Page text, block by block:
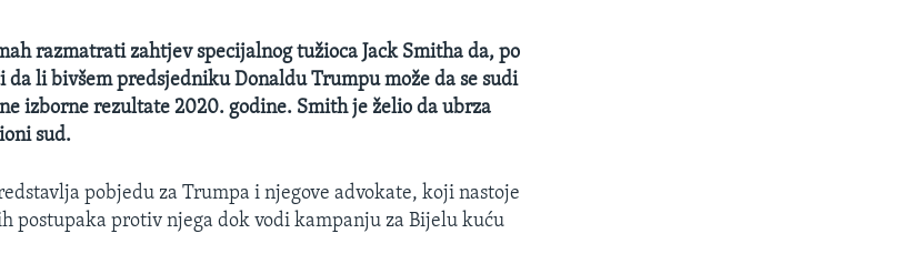
razmatrati zahtjev specijalnog tužioca Jack Smitha da, po
li bivšem predsjedniku Donaldu Trumpu može da se sudi
izborne rezultate 2020. godine. Smith je želio da ubrza
sud.
pobjedu za Trumpa i njegove advokate, koji nastoje
postupaka protiv njega dok vodi kampanju za Bijelu kuću